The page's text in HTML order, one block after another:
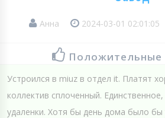
Анна 2024-03-01 02:01:05
Положительные
Устроился в miuz в отдел it. Платят
коллектив сплоченный.
удаленки. Хотя бы день дома было бы